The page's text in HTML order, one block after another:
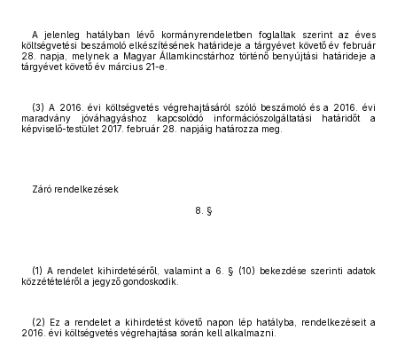
A jelenleg hatályban lévő kormányrendeletben foglaltak szerint az éves
költségvetési beszámoló elkészítésének határideje a tárgyévet követő év február
28. napja, melynek a Magyar Államkincstárhoz történő benyújtási határideje a
tárgyévet követő év március 21-e.
(3) A 2016. évi költségvetés végrehajtásáról szóló beszámoló és a 2016. évi
maradvány jóváhagyáshoz kapcsolódó információszolgáltatási határidőt a
képviselő-testület 2017. február 28. napjáig határozza meg.
Záró rendelkezések
8. §
(1) A rendelet kihirdetéséről, valamint a 6. § (10) bekezdése szerinti adatok
közzétételéről a jegyző gondoskodik.
(2) Ez a rendelet a kihirdetést követő napon lép hatályba, rendelkezéseit a
2016. évi költségvetés végrehajtása során kell alkalmazni.